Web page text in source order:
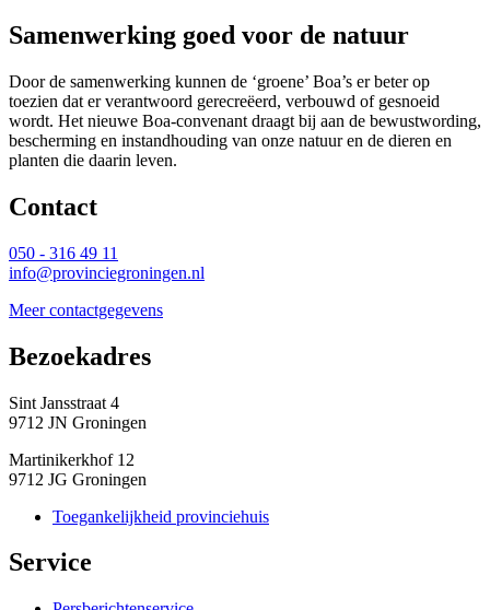
Samenwerking goed voor de natuur
Door de samenwerking kunnen de ‘groene’ Boa’s er beter op
toezien dat er verantwoord gerecreëerd, verbouwd of gesnoeid
wordt. Het nieuwe Boa-convenant draagt bij aan de bewustwording,
bescherming en instandhouding van onze natuur en de dieren en
planten die daarin leven.
Contact
050 - 316 49 11
info@provinciegroningen.nl
Meer contactgegevens
Bezoekadres
Sint Jansstraat 4
9712 JN Groningen
Martinikerkhof 12
9712 JG Groningen
Toegankelijkheid provinciehuis
Service